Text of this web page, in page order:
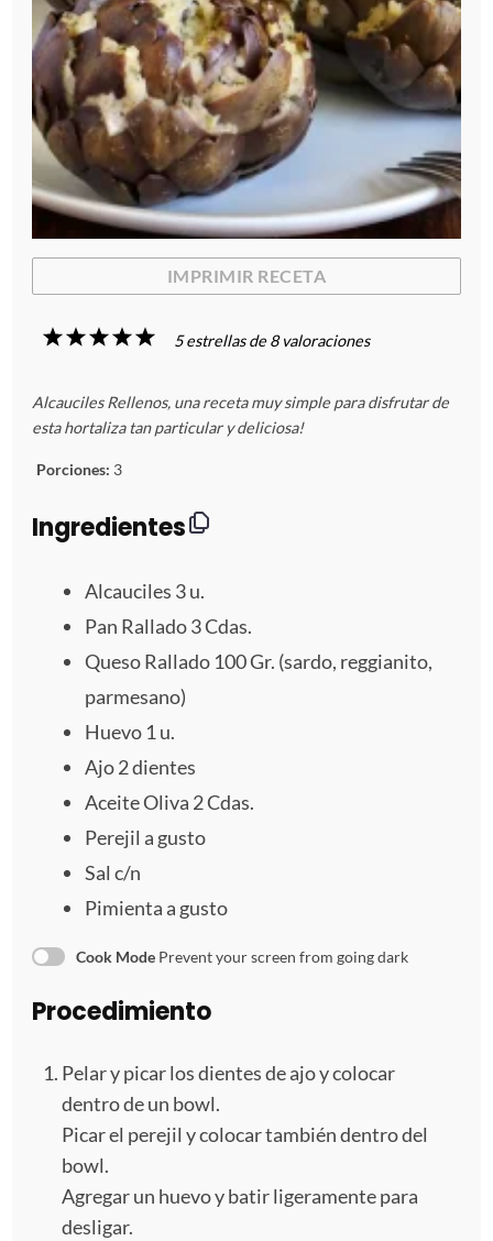
IMPRIMIR RECETA
5
s
r
l
l
a
s
4
s
r
e
l
l
a
s
3
s
t
r
l
l
a
s
2
s
t
r
e
l
l
a
s
1
s
t
r
l
l
a
5estrellas de 8valoraciones
Alcauciles Rellenos, una receta muy simple para disfrutar de
esta hortaliza tan particular y deliciosa!
Porciones: 3
Ingredientes
Alcauciles 3u.
Pan Rallado3Cdas.
Queso Rallado 100Gr. (sardo, reggianito,
parmesano)
Huevo 1 u.
Ajo2dientes
Aceite Oliva 2Cdas.
Perejil a gusto
Sal c/n
Pimienta a gusto
Cook Mode Prevent your screen from going dark
Procedimiento
Pelar y picar los dientes de ajo y colocar
dentro de un bowl.
Picar el perejil y colocar también dentro del
bowl.
Agregar un huevo y batir ligeramente para
desligar.